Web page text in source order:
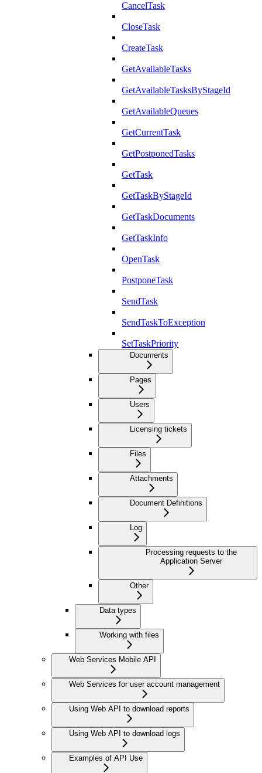
CancelTask
CloseTask
CreateTask
GetAvailableTasks
GetAvailableTasksByStageId
GetAvailableQueues
GetCurrentTask
GetPostponedTasks
GetTask
GetTaskByStageId
GetTaskDocuments
GetTaskInfo
OpenTask
PostponeTask
SendTask
SendTaskToException
SetTaskPriority
Documents
Pages
Users
Licensing tickets
Files
Attachments
Document Definitions
Log
Processing requests to the
Application Server
Other
Data types
Working with files
Web Services Mobile API
Web Services for user account management
Using Web API to download reports
Using Web API to download logs
Examples of API Use